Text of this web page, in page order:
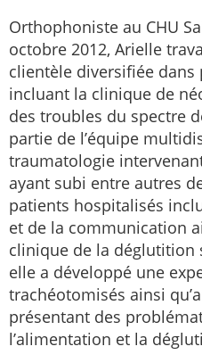
Orthophoniste au CHU
octobre 2012, Arielle
clientèle diversifiée
incluant la clinique de
des troubles du spectre
partie de l’équipe
traumatologie
ayant subi entre autres
patients hospitalisés
et de la communication
clinique de la déglutition
elle a développé une
trachéotomisés ainsi
présentant des
l’alimentation et la